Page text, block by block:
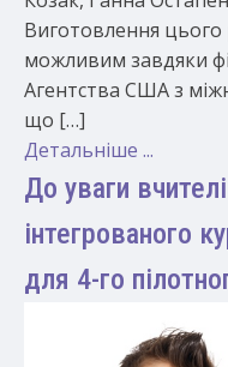
Виготовлення
можливим завдяки
Агентства США з
що […]
Детальніше ...
До уваги
інтегрованого
для 4-го